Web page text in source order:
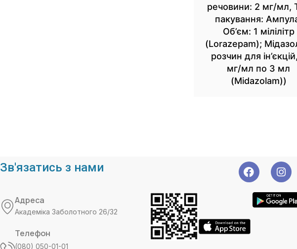
речовини: 2 мг/мл,
пакування:
Об’єм: 1 мілілітр
(Lorazepam);
розчин для
мг/мл по 3 мл
(Midazolam))
Зв'язатись з нами
Адреса
Академіка Заболотного 26/32
Телефон
(080) 050-01-01